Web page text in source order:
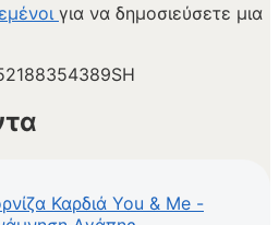
για να δημοσιεύσετε μια